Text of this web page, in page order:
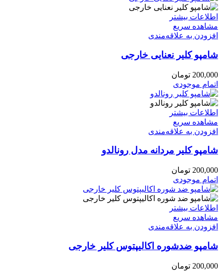
اطلاعات بیشتر
مشاهده سریع
افزودن به علاقه‌مندی
شامپو کلیر نعنایی خارجی
200,000 تومان
اتمام موجودی
اطلاعات بیشتر
مشاهده سریع
افزودن به علاقه‌مندی
شامپو کلیر مردانه مدل رونالدو
200,000 تومان
اتمام موجودی
اطلاعات بیشتر
مشاهده سریع
افزودن به علاقه‌مندی
شامپو ضدشوره اکالیپتوس کلیر خارجی
200,000 تومان